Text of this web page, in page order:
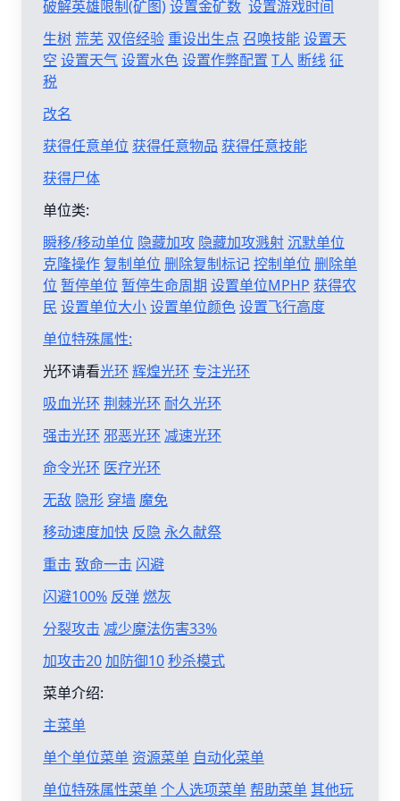
破解英雄限制(矿图)设置金矿数 设置游戏时间
生树 荒芜 双倍经验 重设出生点 召唤技能设置天
空 设置天气设置水色设置作弊配置 T人 断线征
税
改名
获得任意单位 获得任意物品 获得任意技能
获得尸体
单位类:
瞬移/移动单位 隐藏加攻 隐藏加攻溅射沉默单位
克隆操作 复制单位 删除复制标记控制单位 删除单
位 暂停单位 暂停生命周期 设置单位MPHP 获得农
民 设置单位大小设置单位颜色设置飞行高度
单位特殊属性:
光环请看光环 辉煌光环 专注光环
吸血光环 荆棘光环 耐久光环
强击光环 邪恶光环 减速光环
命令光环 医疗光环
无敌 隐形 穿墙 魔免
移动速度加快 反隐 永久献祭
重击 致命一击 闪避
闪避100% 反弹燃灰
分裂攻击 减少魔法伤害33%
加攻击20加防御10秒杀模式
菜单介绍:
主菜单
单个单位菜单 资源菜单 自动化菜单
单位特殊属性菜单个人选项菜单帮助菜单其他玩